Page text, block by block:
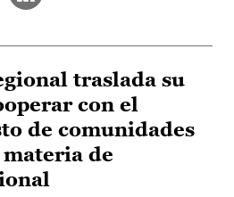
traslada su
con el
de comunidades
de